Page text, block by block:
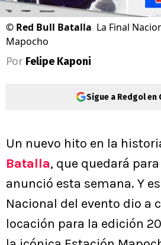
© Red Bull Batalla La Final
Mapocho
Por Felipe Kaponi
Sigue a Redgol en
Un nuevo hito en la
Batalla, que quedará
anunció esta semana. Y
Nacional del evento dio a
locación para la edición